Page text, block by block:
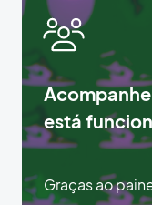
está
Graças ao